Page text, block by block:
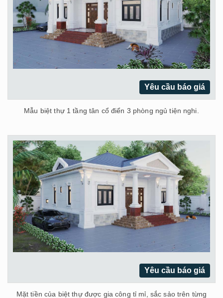
Yêu cầu báo giá
Mẫu biệt thự 1 tầng tân cổ điển 3 phòng ngủ tiện nghi.
Yêu cầu báo giá
Mặt tiền của biệt thự được gia công tỉ mỉ, sắc sảo trên từng